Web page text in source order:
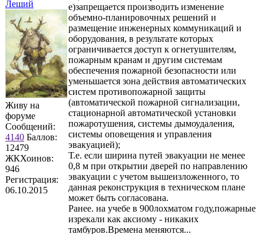
Леший
Живу на
форуме
Сообщений:
4140 Баллов:
12479
ЖКХоинов:
946
Регистрация:
06.10.2015
е)запрещается производить изменение
объемно-планировочных решений и
размещение инженерных коммуникаций и
оборудования, в результате которых
ограничивается доступ к огнетушителям,
пожарным кранам и другим системам
обеспечения пожарной безопасности или
уменьшается зона действия автоматических
систем противопожарной защиты
(автоматической пожарной сигнализации,
стационарной автоматической установки
пожаротушения, системы дымоудаления,
системы оповещения и управления
эвакуацией);
Т.е. если ширина путей эвакуации не менее
0,8 м при открытии дверей по направлению
эвакуации с учетом вышеизложенного, то
данная реконструкция в техническом плане
может быть согласована.
Ранее. на учебе в 900лохматом году,пожарные
изрекали как аксиому - никаких
тамбуров.Времена меняются...